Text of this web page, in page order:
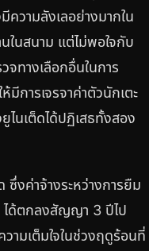
วามลังเลอย่างมากใน
ในสนาม แต่ไม่พอใจกับ
จทางเลือกอื่นในการ
การเจรจาค่าตัวนักเตะ
ไนเต็ดได้ปฏิเสธทั้งสอง
ซึ่งค่าจ้างระหว่างการยืม
ได้ตกลงสัญญา 3 ปีไป
ามเต็มใจในช่วงฤดูร้อนที่